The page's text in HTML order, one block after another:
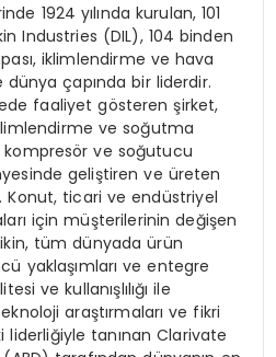
1924 yılında kurulan, 101
Industries (DIL), 104 binden
iklimlendirme ve hava
çapında bir liderdir.
faaliyet gösteren şirket,
ve soğutma
kompresör ve soğutucu
geliştiren ve üreten
ticari ve endüstriyel
için müşterilerinin değişen
tüm dünyada ürün
yaklaşımları ve entegre
ve kullanışlılığı ile
araştırmaları ve fikri
tanınan Clarivate